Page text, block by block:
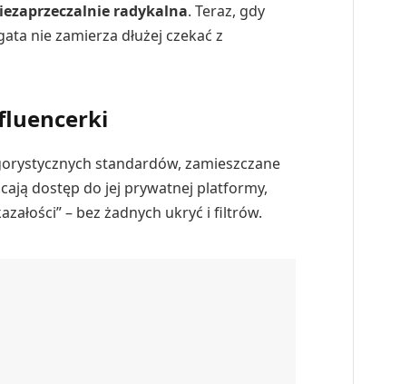
radykalna. Teraz, gdy
nie zamierza dłużej czekać z
standardów, zamieszczane
dostęp do jej prywatnej platformy,
– bez żadnych ukryć i filtrów.